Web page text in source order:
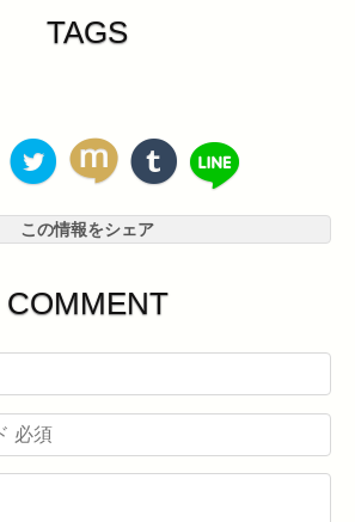
TAGS
この情報をシェア
COMMENT